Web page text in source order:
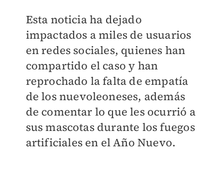
Esta noticia ha dejado
impactados a miles de usuarios
en redes sociales, quienes han
compartido el caso y han
reprochado la falta de empatía
de los nuevoleoneses, además
de comentar lo que les ocurrió a
sus mascotas durante los fuegos
artificiales en el Año Nuevo.